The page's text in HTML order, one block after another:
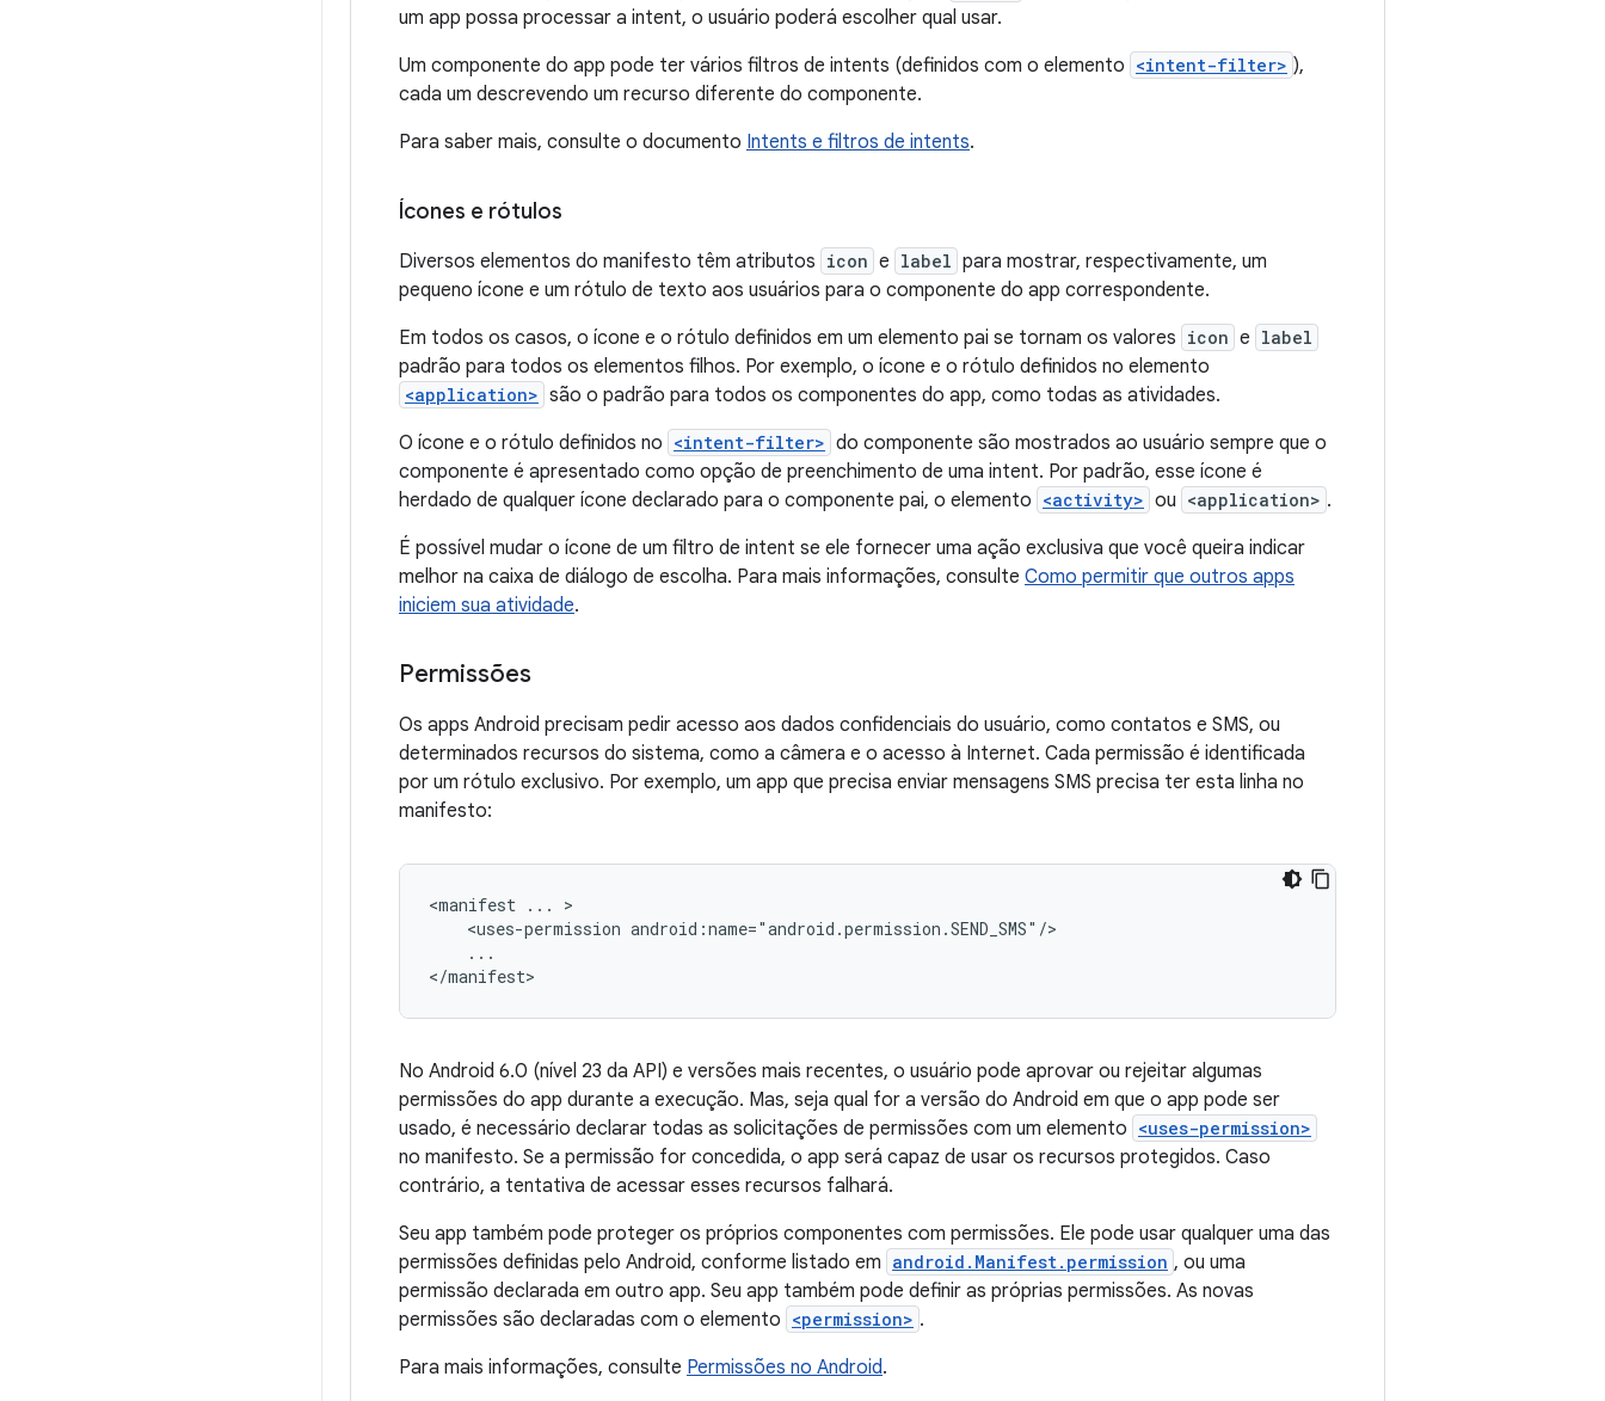
um app possa processar a intent, o usuário poderá escolher qual usar.
Um componente do app pode ter vários filtros de intents (definidos com o elemento <intent-filter> ),
cada um descrevendo um recurso diferente do componente.
Para saber mais, consulte o documento Intents e filtros de intents.
Ícones e rótulos
Diversos elementos do manifesto têm atributos icon e label para mostrar, respectivamente, um
pequeno ícone e um rótulo de texto aos usuários para o componente do app correspondente.
Em todos os casos, o ícone e o rótulo definidos em um elemento pai se tornam os valores icon e label
padrão para todos os elementos filhos. Por exemplo, o ícone e o rótulo definidos no elemento
<application> são o padrão para todos os componentes do app, como todas as atividades.
O ícone e o rótulo definidos no <intent-filter> do componente são mostrados ao usuário sempre que o
componente é apresentado como opção de preenchimento de uma intent. Por padrão, esse ícone é
herdado de qualquer ícone declarado para o componente pai, o elemento <activity> ou <application> .
É possível mudar o ícone de um filtro de intent se ele fornecer uma ação exclusiva que você queira indicar
melhor na caixa de diálogo de escolha. Para mais informações, consulte Como permitir que outros apps
iniciem sua atividade.
Permissões
Os apps Android precisam pedir acesso aos dados confidenciais do usuário, como contatos e SMS, ou
determinados recursos do sistema, como a câmera e o acesso à Internet. Cada permissão é identificada
por um rótulo exclusivo. Por exemplo, um app que precisa enviar mensagens SMS precisa ter esta linha no
manifesto:
<manifest ...
<uses-permission
...
</manifest>
No Android 6.0 (nível 23 da API) e versões mais recentes, o usuário pode aprovar ou rejeitar algumas
permissões do app durante a execução. Mas, seja qual for a versão do Android em que o app pode ser
usado, é necessário declarar todas as solicitações de permissões com um elemento <uses-permission>
no manifesto. Se a permissão for concedida, o app será capaz de usar os recursos protegidos. Caso
contrário, a tentativa de acessar esses recursos falhará.
Seu app também pode proteger os próprios componentes com permissões. Ele pode usar qualquer uma das
permissões definidas pelo Android, conforme listado em android.Manifest.permission , ou uma
permissão declarada em outro app. Seu app também pode definir as próprias permissões. As novas
permissões são declaradas com o elemento <permission> .
Para mais informações, consulte Permissões no Android.